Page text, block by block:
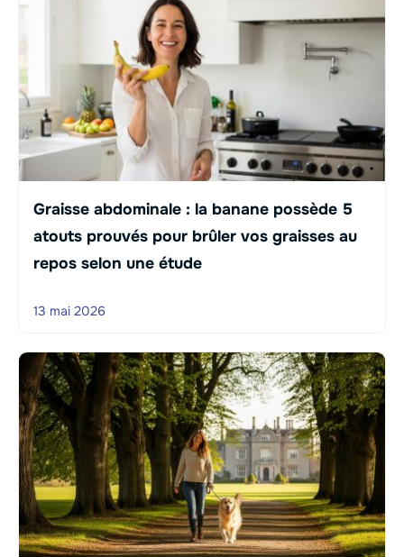
Graisse abdominale : la banane possède 5
atouts prouvés pour brûler vos graisses au
repos selon une étude
13 mai 2026